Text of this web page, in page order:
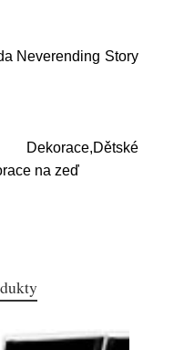
Neverending Story
na zeď